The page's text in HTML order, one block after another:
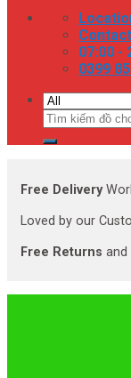
Contact
07:00 -
0399
Tìm
kiếm:
Free Delivery
Loved by our
Free Returns and